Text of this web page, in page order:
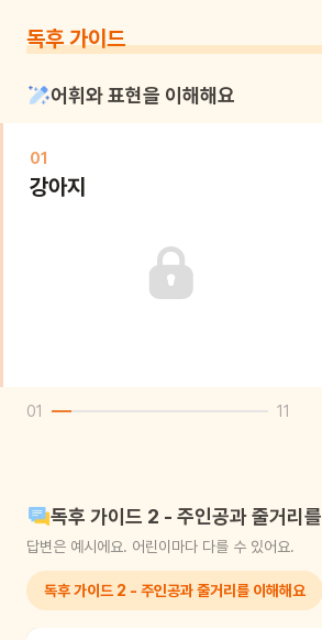
독후 가이드
어휘와 표현을 이해해요
01
강아지
01 11
독후 가이드 2 - 주인공과 줄거리
답변은 예시에요. 어린이마다 다를 수 있어요.
독후 가이드 2 - 주인공과 줄거리를 이해해요